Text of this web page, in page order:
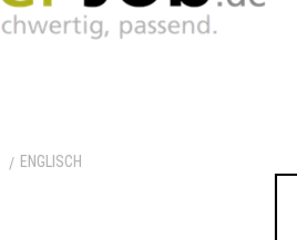
ENGLISCH